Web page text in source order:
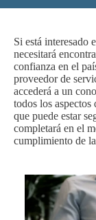
Si está interesado
necesitará
confianza en el
proveedor de
accederá a un
todos los
que puede estar
completará en el
cumplimiento de